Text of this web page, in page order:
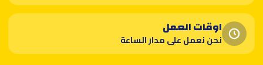
اوقات العمل
نحن نعمل على مدار الساعة